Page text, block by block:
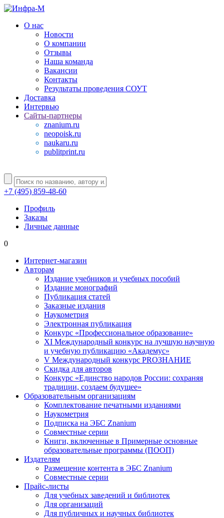
О нас
Новости
О компании
Отзывы
Наша команда
Вакансии
Контакты
Результаты проведения СОУТ
Доставка
Интервью
Сайты-партнеры
znanium.ru
neopoisk.ru
naukaru.ru
publitprint.ru
+7 (495) 859-48-60
Профиль
Заказы
Личные данные
0
Интернет-магазин
Авторам
Издание учебников и учебных пособий
Издание монографий
Публикация статей
Заказные издания
Наукометрия
Электронная публикация
Конкурс «Профессиональное образование»
XI Международный конкурс на лучшую научную
и учебную публикацию «Академус»
V Международный конкурс PROЗНАНИЕ
Скидка для авторов
Конкурс «Единство народов России: сохраняя
традиции, создаем будущее»
Образовательным организациям
Комплектование печатными изданиями
Наукометрия
Подписка на ЭБС Znanium
Совместные серии
Книги, включенные в Примерные основные
образовательные программы (ПООП)
Издателям
Размещение контента в ЭБС Znanium
Совместные серии
Прайс-листы
Для учебных заведений и библиотек
Для организаций
Для публичных и научных библиотек